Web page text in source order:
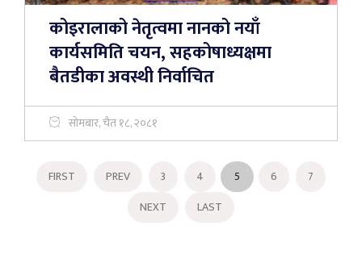
कोइरालाको नेतृत्वमा नानको नयाँ
कार्यसमिति चयन, सहकोषाध्यक्षमा
बैतडीका अवस्थी निर्वाचित
सोमबार, चैत १८, २०८१
FIRST PREV 3 4 5 6
7
NEXT
LAST